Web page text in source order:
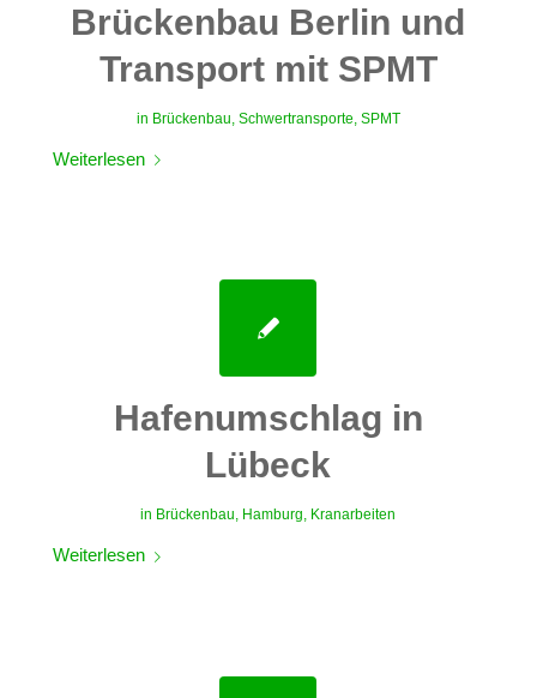
Brückenbau Berlin und
Transport mit SPMT
in Brückenbau Schwertransporte SPMT
Weiterlesen
Hafenumschlag in
Lübeck
in Brückenbau, Hamburg, Kranarbeiten
Weiterlesen